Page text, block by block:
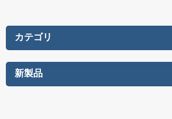
カテゴリ
新製品